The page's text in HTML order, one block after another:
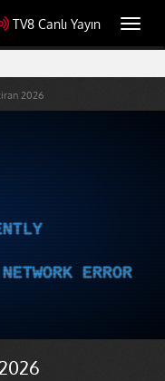
TV8 Canlı Yayın
2026
ERROR